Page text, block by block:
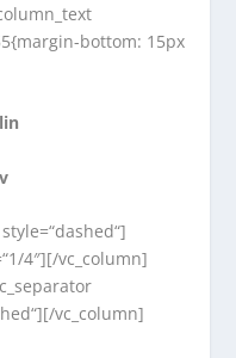
bottom: 15px
4″][/vc_column]
vc_column]